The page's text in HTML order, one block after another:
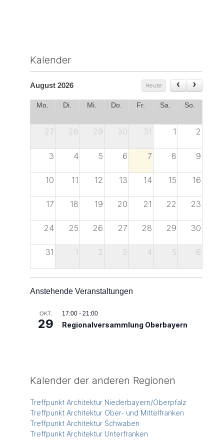
Kalender
August 2026 Heute
Mo. Di. Mi. Do. Fr. Sa. So.
27 28 29 30 31 1 2
3 4 5 6 7 8 9
10 11 12 13 14 15 16
17 18 19 20 21 22 23
24 25 26 27 28 29 30
31 1 2 3 4 5 6
Anstehende Veranstaltungen
OKT.
29
17:00- 21:00
Regionalversammlung Oberbayern
Kalender der anderen Regionen
Treffpunkt Architektur Niederbayern/Oberpfalz
Treffpunkt Architektur Ober- und Mittelfranken
Treffpunkt Architektur Schwaben
Treffpunkt Architektur Unterfranken